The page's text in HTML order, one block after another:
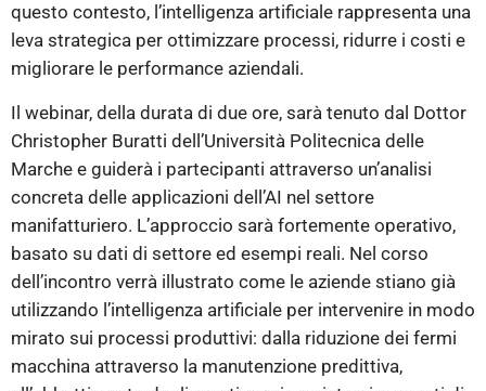
questo contesto, l’intelligenza artificiale rappresenta una
leva strategica per ottimizzare processi, ridurre i costi e
migliorare le performance aziendali.
Il webinar, della durata di due ore, sarà tenuto dal Dottor
Christopher Buratti dell’Università Politecnica delle
Marche e guiderà i partecipanti attraverso un’analisi
concreta delle applicazioni dell’AI nel settore
manifatturiero. L’approccio sarà fortemente operativo,
basato su dati di settore ed esempi reali. Nel corso
dell’incontro verrà illustrato come le aziende stiano già
utilizzando l’intelligenza artificiale per intervenire in modo
mirato sui processi produttivi: dalla riduzione dei fermi
macchina attraverso la manutenzione predittiva,